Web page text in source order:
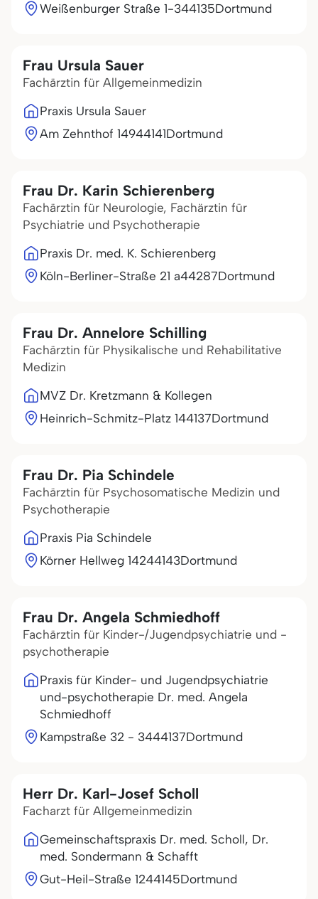
Weißenburger Straße 1-344135Dortmund
Frau Ursula Sauer
Fachärztin für Allgemeinmedizin
Praxis Ursula Sauer
Am Zehnthof 14944141Dortmund
Frau Dr. Karin Schierenberg
Fachärztin für Neurologie, Fachärztin für
Psychiatrie und Psychotherapie
Praxis Dr. med. K. Schierenberg
Köln-Berliner-Straße 21 a44287Dortmund
Frau Dr. Annelore Schilling
Fachärztin für Physikalische und Rehabilitative
Medizin
MVZ Dr. Kretzmann & Kollegen
Heinrich-Schmitz-Platz 144137Dortmund
Frau Dr. Pia Schindele
Fachärztin für Psychosomatische Medizin und
Psychotherapie
Praxis Pia Schindele
Körner Hellweg 14244143Dortmund
Frau Dr. Angela Schmiedhoff
Fachärztin für Kinder-/Jugendpsychiatrie und -
psychotherapie
Praxis für Kinder- und Jugendpsychiatrie
und-psychotherapie Dr. med. Angela
Schmiedhoff
Kampstraße 32 - 3444137Dortmund
Herr Dr. Karl-Josef Scholl
Facharzt für Allgemeinmedizin
Gemeinschaftspraxis Dr. med. Scholl, Dr.
med. Sondermann & Schafft
Gut-Heil-Straße 1244145Dortmund